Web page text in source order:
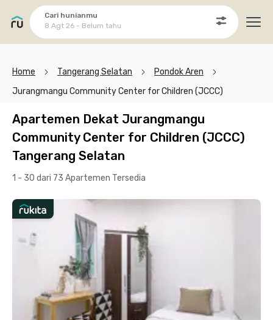
Cari hunianmu
8 Agt 26 - Belum tahu
Home Tangerang Selatan
Pondok Aren
Jurangmangu Community Center for Children (JCCC)
Apartemen Dekat Jurangmangu
Community Center for Children (JCCC)
Tangerang Selatan
1 - 30 dari 73 Apartemen Tersedia